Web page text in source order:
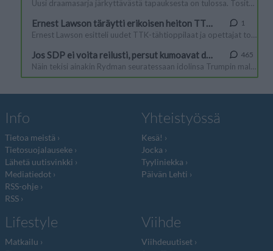
Info
Tietoa meistä
Tietosuojalauseke
Lähetä uutisvinkki
Mediatiedot
RSS-ohje
RSS
Yhteistyössä
Kesä!
Jocka
Tyyliniekka
Päivän Lehti
Lifestyle
Matkailu
Viihde
Viihdeuutiset